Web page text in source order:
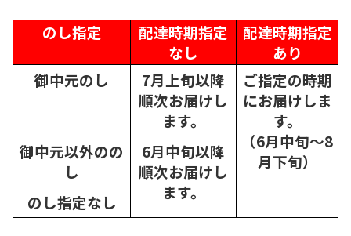
のし指定
配達時期指定
なし
配達時期指定
あり
御中元のし
7月上旬以降
順次お届けし
ます。
ご指定の時期
にお届けしま
す。
（6月中旬～8
月下旬）
御中元以外のの
し
6月中旬以降
順次お届けし
ます。
のし指定なし